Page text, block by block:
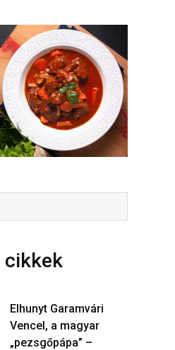
cikkek
Elhunyt Garamvári
Vencel, a magyar
„pezsgőpápa” –